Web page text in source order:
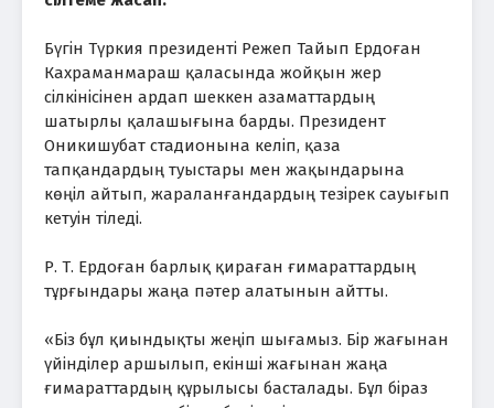
Бүгін Түркия президенті Режеп Тайып Ердоған
Кахраманмараш қаласында жойқын жер
сілкінісінен ардап шеккен азаматтардың
шатырлы қалашығына барды. Президент
Оникишубат стадионына келіп, қаза
тапқандардың туыстары мен жақындарына
көңіл айтып, жараланғандардың тезірек сауығып
кетуін тіледі.
Р. Т. Ердоған барлық қираған ғимараттардың
тұрғындары жаңа пәтер алатынын айтты.
«Біз бұл қиындықты жеңіп шығамыз. Бір жағынан
үйінділер аршылып, екінші жағынан жаңа
ғимараттардың құрылысы басталады. Бұл біраз